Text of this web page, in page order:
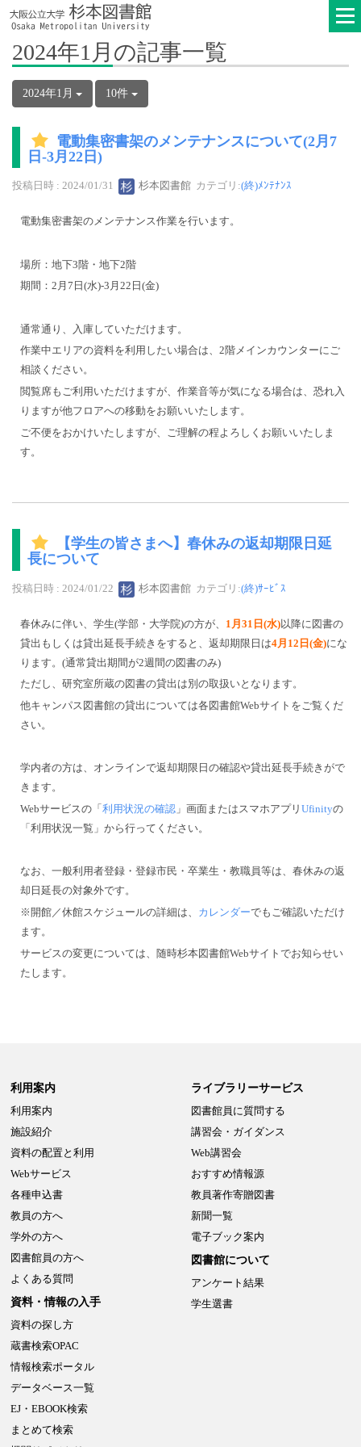
2024年1月の記事一覧
2024年1月 10件
電動集密書架のメンテナンスについて(2月7
日-3月22日)
投稿日時 : 2024/01/31 杉本図書館 カテゴリ:(終)ﾒﾝﾃﾅﾝｽ
電動集密書架のメンテナンス作業を行います。
場所：地下3階・地下2階
期間：2月7日(水)-3月22日(金)
通常通り、入庫していただけます。
作業中エリアの資料を利用したい場合は、2階メインカウンターにご
相談ください。
閲覧席もご利用いただけますが、作業音等が気になる場合は、恐れ入
りますが他フロアへの移動をお願いいたします。
ご不便をおかけいたしますが、ご理解の程よろしくお願いいたしま
す。
【学生の皆さまへ】春休みの返却期限日延
長について
投稿日時 : 2024/01/22 杉本図書館 カテゴリ:(終)ｻｰﾋﾞｽ
春休みに伴い、学生(学部・大学院)の方が、 1月31日(水)以降に図書の
貸出もしくは貸出延長手続きをすると、返却期限日は4月12日(金)にな
ります。(通常貸出期間が2週間の図書のみ)
ただし、研究室所蔵の図書の貸出は別の取扱いとなります。
他キャンパス図書館の貸出については各図書館Webサイトをご覧くだ
さい。
学内者の方は、オンラインで返却期限日の確認や貸出延長手続きがで
きます。
Webサービスの「 利用状況の確認 」画面またはスマホアプリ Ufinityの
「利用状況一覧」から行ってください。
なお、一般利用者登録・登録市民・卒業生・教職員等は、春休みの返
却日延長の対象外です。
※開館／休館スケジュールの詳細は、 カレンダーでもご確認いただけ
ます。
サービスの変更については、随時杉本図書館Webサイトでお知らせい
たします。
利用案内
利用案内
施設紹介
資料の配置と利用
Webサービス
各種申込書
教員の方へ
学外の方へ
図書館員の方へ
よくある質問
資料・情報の入手
資料の探し方
蔵書検索OPAC
情報検索ポータル
データベース一覧
EJ・EBOOK検索
まとめて検索
ライブラリーサービス
図書館員に質問する
講習会・ガイダンス
Web講習会
おすすめ情報源
教員著作寄贈図書
新聞一覧
電子ブック案内
図書館について
アンケート結果
学生選書